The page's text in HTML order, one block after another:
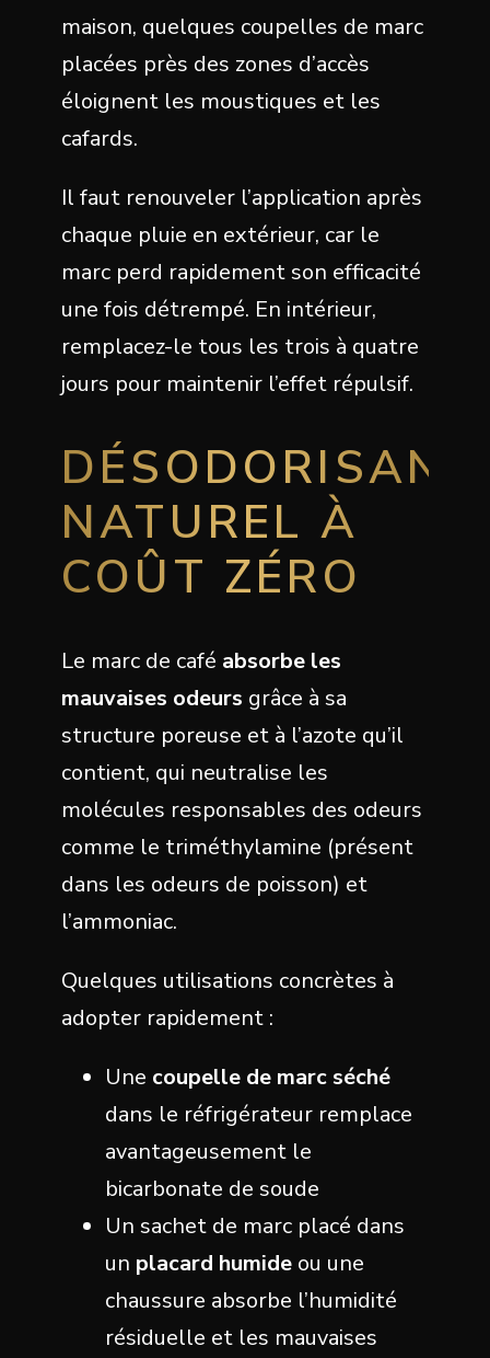
maison, quelques coupelles de marc
placées près des zones d’accès
éloignent les moustiques et les
cafards.
Il faut renouveler l’application après
chaque pluie en extérieur, car le
marc perd rapidement son efficacité
une fois détrempé. En intérieur,
remplacez-le tous les trois à quatre
jours pour maintenir l’effet répulsif.
DÉSODORISANT
NATUREL À
COÛT ZÉRO
Le marc de café absorbe les
mauvaises odeurs grâce à sa
structure poreuse et à l’azote qu’il
contient, qui neutralise les
molécules responsables des odeurs
comme le triméthylamine (présent
dans les odeurs de poisson) et
l’ammoniac.
Quelques utilisations concrètes à
adopter rapidement :
Une coupelle de marc séché
dans le réfrigérateur remplace
avantageusement le
bicarbonate de soude
Un sachet de marc placé dans
un placard humide ou une
chaussure absorbe l’humidité
résiduelle et les mauvaises